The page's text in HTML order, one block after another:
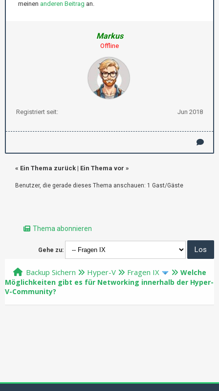
meinen anderen Beitrag an.
Markus
Offline
Registriert seit: Jun 2018
« Ein Thema zurück | Ein Thema vor »
Benutzer, die gerade dieses Thema anschauen: 1 Gast/Gäste
Thema abonnieren
Gehe zu:
Backup Sichern Hyper-V Fragen IX
Welche
Möglichkeiten gibt es für Networking innerhalb der Hyper-
V-Community?